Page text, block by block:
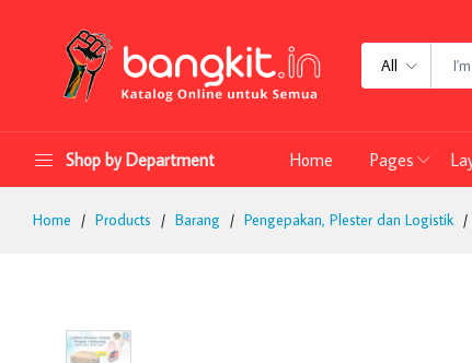
All
Shop by Department Home Pages
Home Products Barang Pengepakan, Plester dan Logistik